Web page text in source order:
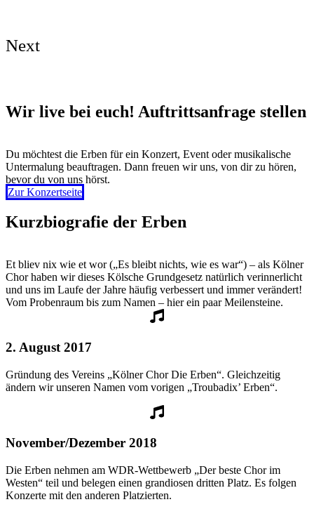
Next
Wir live bei euch! Auftrittsanfrage stellen
Du möchtest die Erben für ein Konzert, Event oder musikalische
Untermalung beauftragen. Dann freuen wir uns, von dir zu hören,
bevor du von uns hörst.
Zur Konzertseite
Kurzbiografie der Erben
Et bliev nix wie et wor („Es bleibt nichts, wie es war“) – als Kölner
Chor haben wir dieses Kölsche Grundgesetz natürlich verinnerlicht
und uns im Laufe der Jahre häufig verbessert und immer verändert!
Vom Probenraum bis zum Namen – hier ein paar Meilensteine.
2. August 2017
Gründung des Vereins „Kölner Chor Die Erben“. Gleichzeitig
ändern wir unseren Namen vom vorigen „Troubadix’ Erben“.
November/Dezember 2018
Die Erben nehmen am WDR-Wettbewerb „Der beste Chor im
Westen“ teil und belegen einen grandiosen dritten Platz. Es folgen
Konzerte mit den anderen Platzierten.